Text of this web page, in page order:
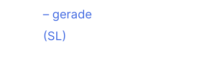
– gerade
(SL)